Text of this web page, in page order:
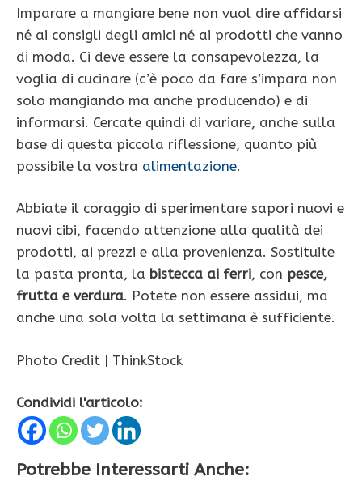
Imparare a mangiare bene non vuol dire affidarsi
né ai consigli degli amici né ai prodotti che vanno
di moda. Ci deve essere la consapevolezza, la
voglia di cucinare (c’è poco da fare s’impara non
solo mangiando ma anche producendo) e di
informarsi. Cercate quindi di variare, anche sulla
base di questa piccola riflessione, quanto più
possibile la vostra alimentazione.
Abbiate il coraggio di sperimentare sapori nuovi e
nuovi cibi, facendo attenzione alla qualità dei
prodotti, ai prezzi e alla provenienza. Sostituite
la pasta pronta, la bistecca ai ferri, con pesce,
frutta e verdura. Potete non essere assidui, ma
anche una sola volta la settimana è sufficiente.
Photo Credit | ThinkStock
Condividi l'articolo:
Potrebbe Interessarti Anche: